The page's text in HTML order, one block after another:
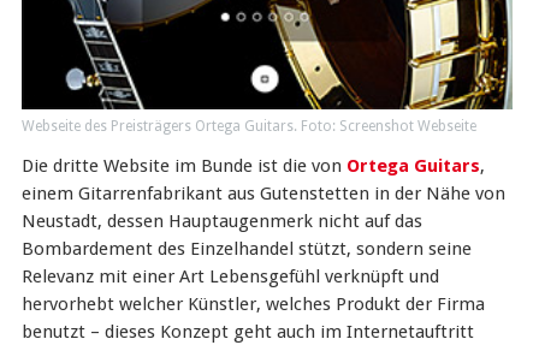
Webseite des Preisträgers Ortega Guitars. Foto: Screenshot Webseite
Die dritte Website im Bunde ist die von Ortega Guitars,
einem Gitarrenfabrikant aus Gutenstetten in der Nähe von
Neustadt, dessen Hauptaugenmerk nicht auf das
Bombardement des Einzelhandel stützt, sondern seine
Relevanz mit einer Art Lebensgefühl verknüpft und
hervorhebt welcher Künstler, welches Produkt der Firma
benutzt – dieses Konzept geht auch im Internetauftritt